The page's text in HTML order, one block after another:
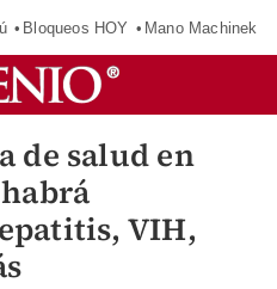
Bloqueos HOY Mano Machinek
de salud en
VIH,